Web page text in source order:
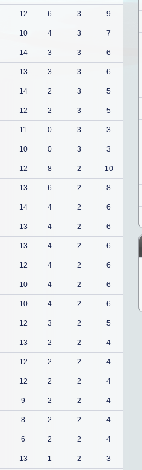
12 6 3 9
10 4 3 7
14 3 3 6
13 3 3 6
14 2 3 5
12 2 3 5
11 0 3 3
10 0 3 3
12 8 2 10
13 6 2 8
14 4 2 6
13 4 2 6
13 4 2 6
12 4 2 6
10 4 2 6
10 4 2 6
12 3 2 5
13 2 2 4
12 2 2 4
12 2 2 4
9 2 2 4
8 2 2 4
6 2 2 4
13 1 2 3